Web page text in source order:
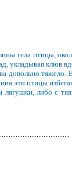
тела птицы,
укладывая клюв
тяжело.
эти птицы
либо с